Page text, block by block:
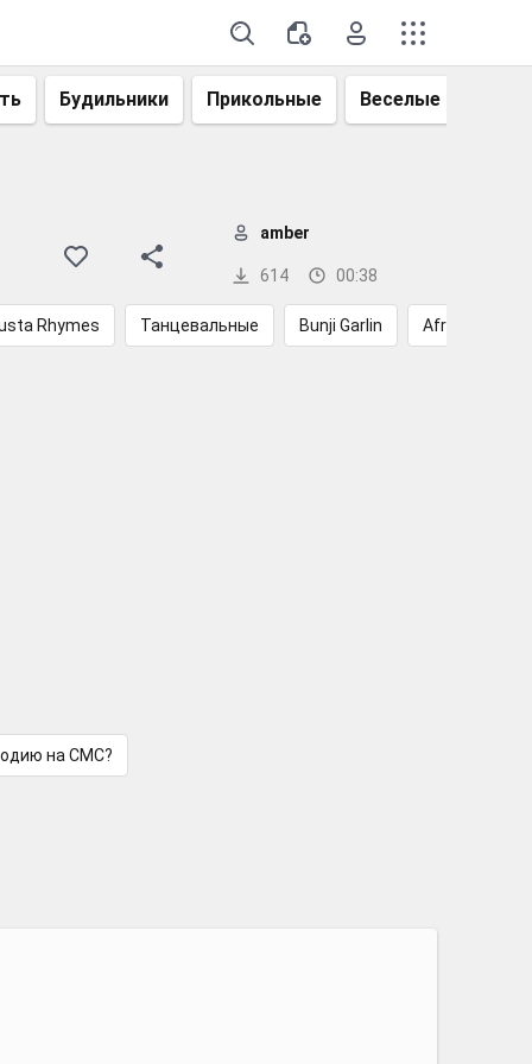
Будильники Прикольные Веселые
614 00:38
amber
Rhymes Танцевальные Bunji Garlin Afrobeat
на СМС?